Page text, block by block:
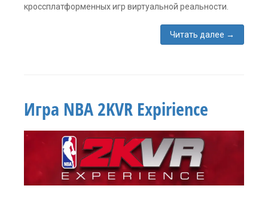
кроссплатформенных игр виртуальной реальности.
Читать далее →
oculus
rift,
Star
Один
Игра NBA 2KVR Expirience